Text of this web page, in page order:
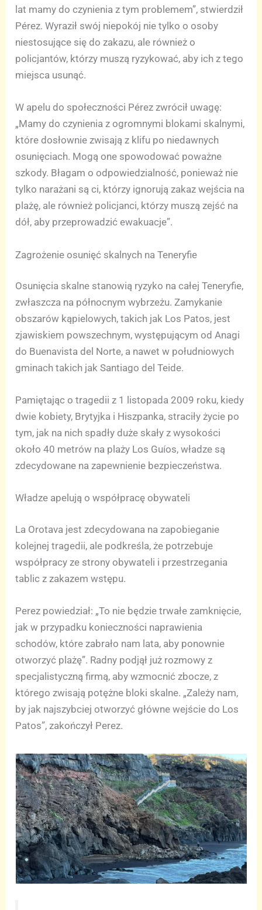
lat mamy do czynienia z tym problemem”, stwierdził
Pérez. Wyraził swój niepokój nie tylko o osoby
niestosujące się do zakazu, ale również o
policjantów, którzy muszą ryzykować, aby ich z tego
miejsca usunąć.
W apelu do społeczności Pérez zwrócił uwagę:
„Mamy do czynienia z ogromnymi blokami skalnymi,
które dosłownie zwisają z klifu po niedawnych
osunięciach. Mogą one spowodować poważne
szkody. Błagam o odpowiedzialność, ponieważ nie
tylko narażani są ci, którzy ignorują zakaz wejścia na
plażę, ale również policjanci, którzy muszą zejść na
dół, aby przeprowadzić ewakuacje”.
Zagrożenie osunięć skalnych na Teneryfie
Osunięcia skalne stanowią ryzyko na całej Teneryfie,
zwłaszcza na północnym wybrzeżu. Zamykanie
obszarów kąpielowych, takich jak Los Patos, jest
zjawiskiem powszechnym, występującym od Anagi
do Buenavista del Norte, a nawet w południowych
gminach takich jak Santiago del Teide.
Pamiętając o tragedii z 1 listopada 2009 roku, kiedy
dwie kobiety, Brytyjka i Hiszpanka, straciły życie po
tym, jak na nich spadły duże skały z wysokości
około 40 metrów na plaży Los Guíos, władze są
zdecydowane na zapewnienie bezpieczeństwa.
Władze apelują o współpracę obywateli
La Orotava jest zdecydowana na zapobieganie
kolejnej tragedii, ale podkreśla, że potrzebuje
współpracy ze strony obywateli i przestrzegania
tablic z zakazem wstępu.
Perez powiedział: „To nie będzie trwałe zamknięcie,
jak w przypadku konieczności naprawienia
schodów, które zabrało nam lata, aby ponownie
otworzyć plażę”. Radny podjął już rozmowy z
specjalistyczną firmą, aby wzmocnić zbocze, z
którego zwisają potężne bloki skalne. „Zależy nam,
by jak najszybciej otworzyć główne wejście do Los
Patos”, zakończył Perez.